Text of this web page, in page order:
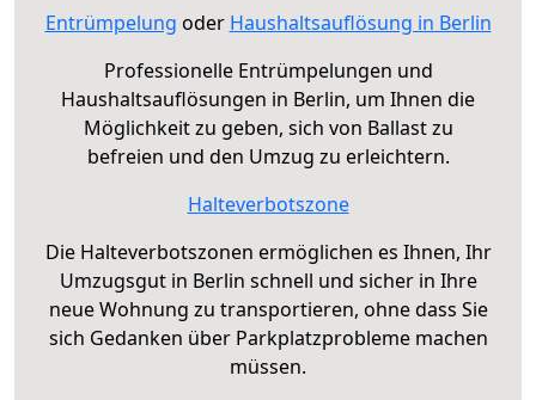
Entrümpelung oder Haushaltsauflösung in Berlin
Professionelle Entrümpelungen und
Haushaltsauflösungen in Berlin, um Ihnen die
Möglichkeit zu geben, sich von Ballast zu
befreien und den Umzug zu erleichtern.
Halteverbotszone
Die Halteverbotszonen ermöglichen es Ihnen, Ihr
Umzugsgut in Berlin schnell und sicher in Ihre
neue Wohnung zu transportieren, ohne dass Sie
sich Gedanken über Parkplatzprobleme machen
müssen.